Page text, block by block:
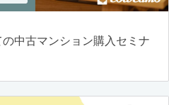
中古マンション購入セミナ